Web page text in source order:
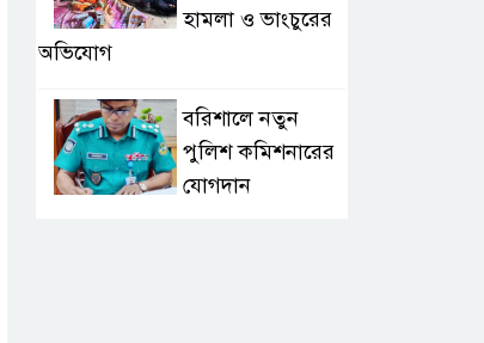
হামলা ও ভাংচুরের
অভিযোগ
বরিশালে নতুন
পুলিশ কমিশনারের
যোগদান